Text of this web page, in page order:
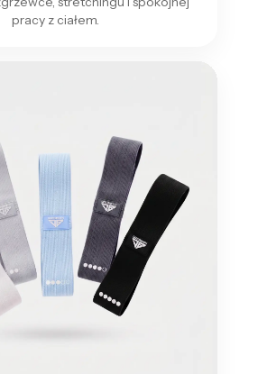
pracy z ciałem.